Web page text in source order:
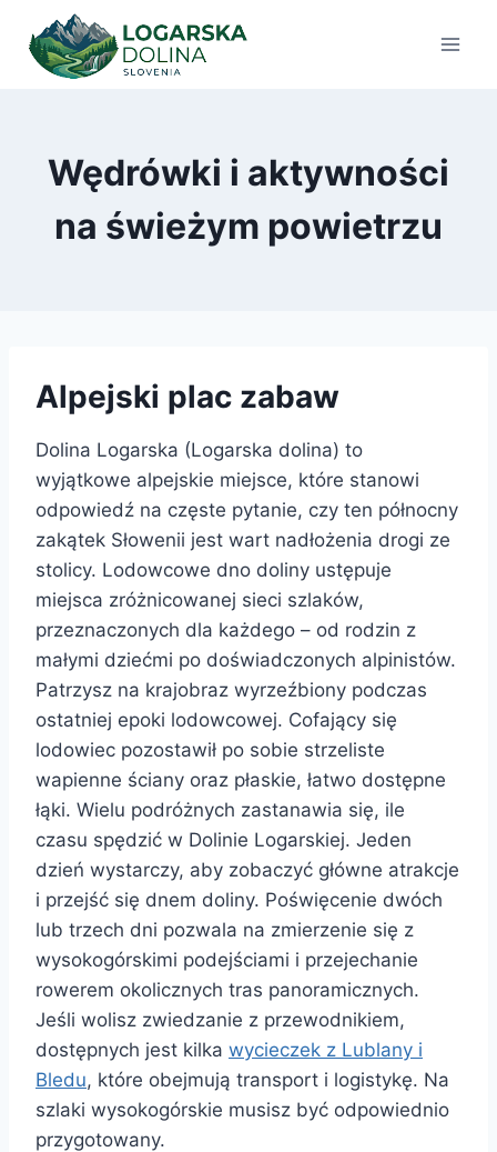
Przejdź
treści
Wędrówki i aktywności
na świeżym powietrzu
Alpejski plac zabaw
Dolina Logarska (Logarska dolina) to
wyjątkowe alpejskie miejsce, które stanowi
odpowiedź na częste pytanie, czy ten północny
zakątek Słowenii jest wart nadłożenia drogi ze
stolicy. Lodowcowe dno doliny ustępuje
miejsca zróżnicowanej sieci szlaków,
przeznaczonych dla każdego – od rodzin z
małymi dziećmi po doświadczonych alpinistów.
Patrzysz na krajobraz wyrzeźbiony podczas
ostatniej epoki lodowcowej. Cofający się
lodowiec pozostawił po sobie strzeliste
wapienne ściany oraz płaskie, łatwo dostępne
łąki. Wielu podróżnych zastanawia się, ile
czasu spędzić w Dolinie Logarskiej. Jeden
dzień wystarczy, aby zobaczyć główne atrakcje
i przejść się dnem doliny. Poświęcenie dwóch
lub trzech dni pozwala na zmierzenie się z
wysokogórskimi podejściami i przejechanie
rowerem okolicznych tras panoramicznych.
Jeśli wolisz zwiedzanie z przewodnikiem,
dostępnych jest kilka wycieczek z Lublany i
Bledu, które obejmują transport i logistykę. Na
szlaki wysokogórskie musisz być odpowiednio
przygotowany.